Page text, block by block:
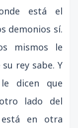
está el
demonios sí.
mismos le
rey sabe. Y
dicen que
lado del
en otra